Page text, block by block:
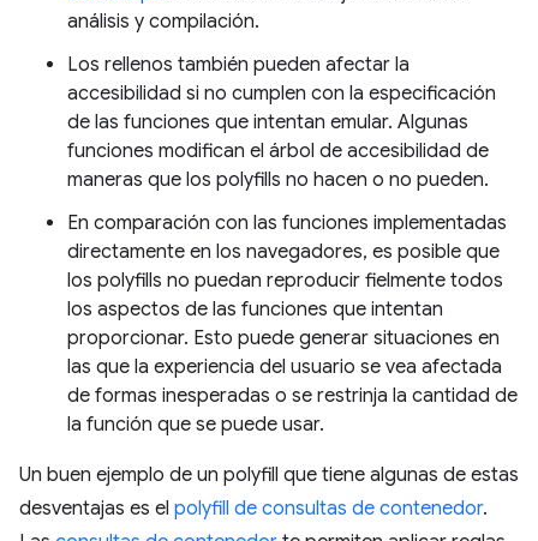
análisis y compilación.
Los rellenos también pueden afectar la
accesibilidad si no cumplen con la especificación
de las funciones que intentan emular. Algunas
funciones modifican el árbol de accesibilidad de
maneras que los polyfills no hacen o no pueden.
En comparación con las funciones implementadas
directamente en los navegadores, es posible que
los polyfills no puedan reproducir fielmente todos
los aspectos de las funciones que intentan
proporcionar. Esto puede generar situaciones en
las que la experiencia del usuario se vea afectada
de formas inesperadas o se restrinja la cantidad de
la función que se puede usar.
Un buen ejemplo de un polyfill que tiene algunas de estas
desventajas es el polyfill de consultas de contenedor.